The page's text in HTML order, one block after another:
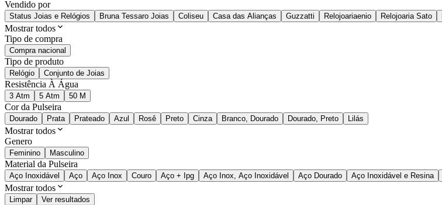
Vendido por
Status Joias e Relógios Bruna Tessaro Joias Coliseu Casa das Alianças Guzzatti Relojoariaenio Relojoaria Sato
Mostrar todos
Tipo de compra
Compra nacional
Tipo de produto
Relógio Conjunto de Joias
Resistência À Água
3 Atm 5 Atm 50 M
Cor da Pulseira
Dourado Prata Prateado Azul Rosê Preto Cinza Branco, Dourado Dourado, Preto Lilás
Mostrar todos
Genero
Feminino Masculino
Material da Pulseira
Aço Inoxidável Aço Aço Inox Couro Aço + Ipg Aço Inox, Aço Inoxidável Aço Dourado Aço Inoxidável e Resina
Mostrar todos
Limpar Ver resultados